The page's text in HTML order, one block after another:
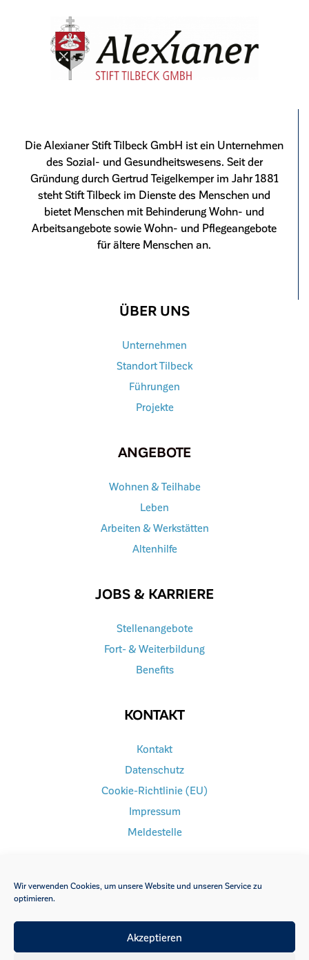
Wir verwenden Cookies, um unsere Website und unseren Service zu
optimieren.
Akzeptieren
Die Alexianer Stift Tilbeck GmbH ist ein Unternehmen
des Sozial- und Gesundheitswesens. Seit der
Gründung durch Gertrud Teigelkemper im Jahr 1881
steht Stift Tilbeck im Dienste des Menschen und
bietet Menschen mit Behinderung Wohn- und
Arbeitsangebote sowie Wohn- und Pflegeangebote
für ältere Menschen an.
ÜBER UNS
Unternehmen
Standort Tilbeck
Führungen
Projekte
ANGEBOTE
Wohnen & Teilhabe
Leben
Arbeiten & Werkstätten
Altenhilfe
JOBS & KARRIERE
Stellenangebote
Fort- & Weiterbildung
Benefits
KONTAKT
Kontakt
Datenschutz
Cookie-Richtlinie (EU)
Impressum
Meldestelle
YOUTUBE